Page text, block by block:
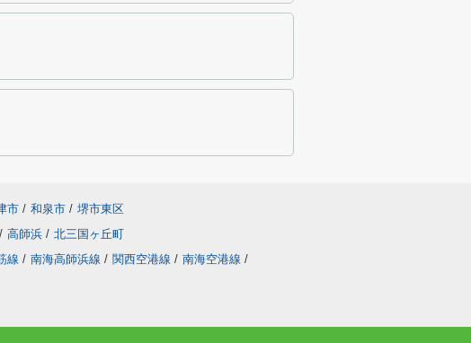
市 / 和泉市 / 堺市東区
/ 高師浜 / 北三国ヶ丘町
線 / 南海高師浜線 / 関西空港線 / 南海空港線 /